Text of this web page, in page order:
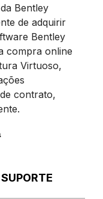
Bentley
de adquirir
Bentley
compra online
Virtuoso,
contrato,